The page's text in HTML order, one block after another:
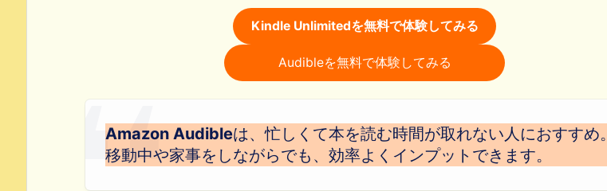
Kindle Unlimitedを無料で体験してみる
Audibleを無料で体験してみる
Amazon Audibleは、忙しくて本を読む時間が取れない人におすすめ。
移動中や家事をしながらでも、効率よくインプットできます。